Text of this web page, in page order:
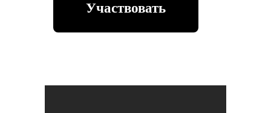
Участвовать